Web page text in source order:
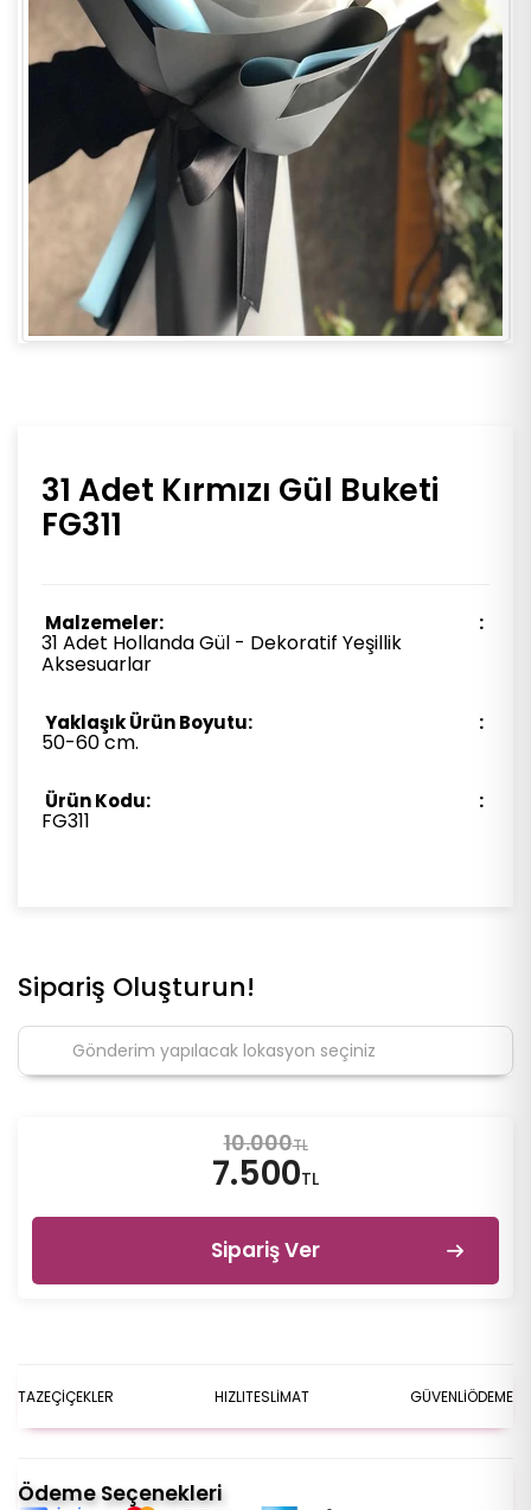
31 Adet Kırmızı Gül Buketi
FG311
Malzemeler:
31 Adet Hollanda Gül - Dekoratif Yeşillik
Aksesuarlar
Yaklaşık Ürün Boyutu:
50-60 cm.
Ürün Kodu:
FG311
Sipariş Oluşturun!
10.000TL
7.500TL
Sipariş Ver
TAZEÇİÇEKLER HIZLITESLİMAT GÜVENLİÖDEME
Ödeme Seçenekleri